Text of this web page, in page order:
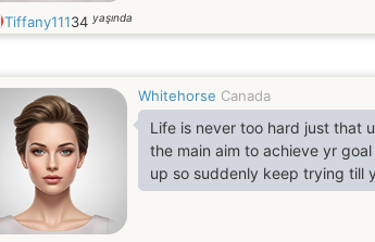
Tiffany11134 yaşında
Whitehorse Canada
Life is never too hard just that
the main aim to achieve yr
up so suddenly keep trying till